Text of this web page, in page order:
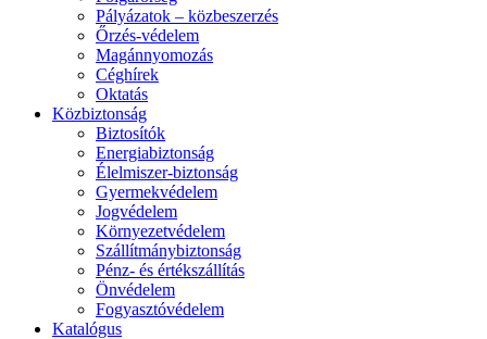
Pályázatok – közbeszerzés
Őrzés-védelem
Magánnyomozás
Céghírek
Oktatás
Közbiztonság
Biztosítók
Energiabiztonság
Élelmiszer-biztonság
Gyermekvédelem
Jogvédelem
Környezetvédelem
Szállítmánybiztonság
Pénz- és értékszállítás
Önvédelem
Fogyasztóvédelem
Katalógus